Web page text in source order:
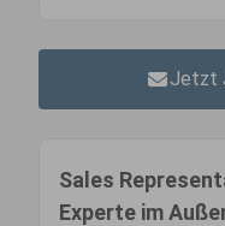
Jetzt
Sales
Experte im